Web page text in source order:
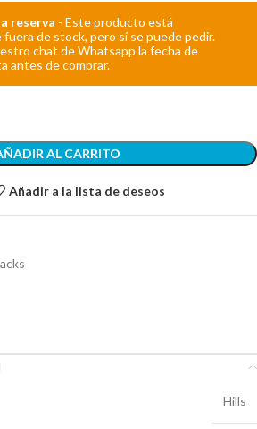
reserva
AL CARRITO
Añadir a la lista de deseos
Hills